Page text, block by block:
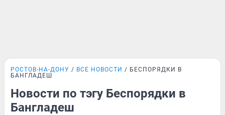
РОСТОВ-НА-ДОНУ ВСЕ НОВОСТИ
БЕСПОРЯДКИ В
БАНГЛАДЕШ
Новости по тэгу Беспорядки в
Бангладеш